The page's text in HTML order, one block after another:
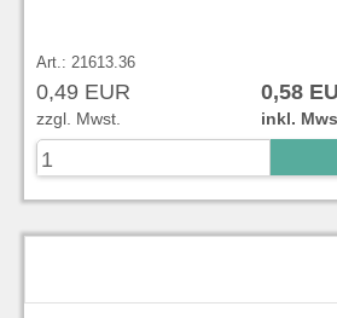
Art.: 21613.36
0,49 EUR 0,58
zzgl. Mwst. inkl.
zu Warenkorb